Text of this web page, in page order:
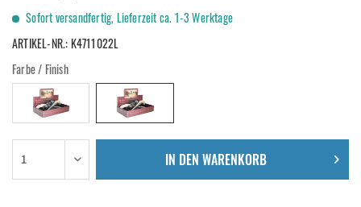
Sofort versandfertig, Lieferzeit ca. 1-3 Werktage
ARTIKEL-NR.:K4711022L
Farbe / Finish
IN DEN WARENKORB